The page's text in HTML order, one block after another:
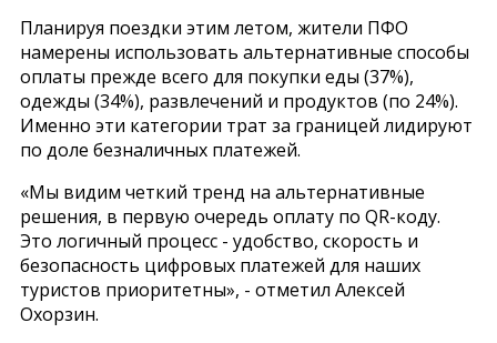
Планируя поездки этим летом, жители ПФО
намерены использовать альтернативные способы
оплаты прежде всего для покупки еды (37%),
одежды (34%), развлечений и продуктов (по 24%).
Именно эти категории трат за границей лидируют
по доле безналичных платежей.
«Мы видим четкий тренд на альтернативные
решения, в первую очередь оплату по QR-коду.
Это логичный процесс - удобство, скорость и
безопасность цифровых платежей для наших
туристов приоритетны», - отметил Алексей
Охорзин.